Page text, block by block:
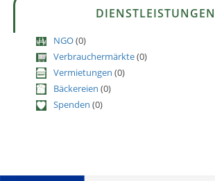
DIENSTLEISTUNGEN
NGO(0)
Verbrauchermärkte(0)
Vermietungen (0)
Bäckereien (0)
Spenden (0)